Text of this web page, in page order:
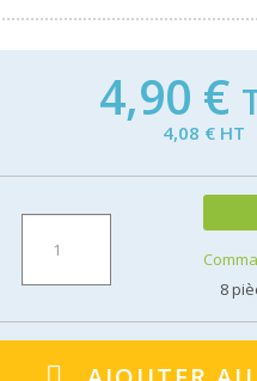
4,90 €
4,08 € HT
8